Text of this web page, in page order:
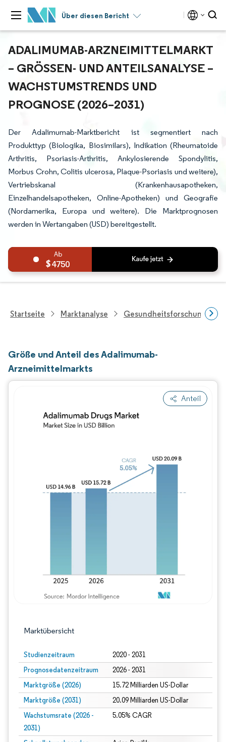
Über diesen Bericht
ADALIMUMAB-ARZNEIMITTELMARKT
– GRÖSSEN- UND ANTEILSANALYSE – W
ACHSTUMSTRENDS UND P
ROGNOSE (2026–2031)
Der Adalimumab-Marktbericht ist segmentiert nach
Produkttyp (Biologika, Biosimilars), Indikation (Rheumatoide
Arthritis, Psoriasis-Arthritis, Ankylosierende Spondylitis,
Morbus Crohn, Colitis ulcerosa, Plaque-Psoriasis und weitere),
Vertriebskanal (Krankenhausapotheken,
Einzelhandelsapotheken, Online-Apotheken) und Geografie
(Nordamerika, Europa und weitere). Die Marktprognosen
werden in Wertangaben (USD) bereitgestellt.
4750
Startseite Marktanalyse Gesundheitsforschung
Größe und Anteil des Adalimumab-
Arzneimittelmarkts
Anteil
Marktübersicht
Studienzeitraum 2020 - 2031
Prognosedatenzeitraum 2026 - 2031
Marktgröße (2026) 15.72 Milliarden US-Dollar
Marktgröße (2031) 20.09 Milliarden US-Dollar
Wachstumsrate (2026 -
2031)
5.05% CAGR